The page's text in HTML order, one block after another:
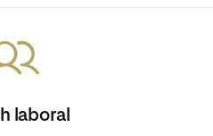
laboral